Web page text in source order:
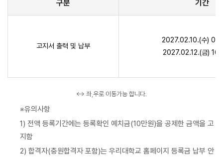
구분 기간
고지서 출력 및 납부
2027.02.10.(수)
2027.02.12.(금)
↔ 좌,우로 이동가능 합니다.
※유의사항
1) 전액 등록기간에는 등록확인 예치금(10만원)을 공제한 금액을 고
지함
2) 합격자(충원합격자 포함)는 우리대학교 홈페이지 등록금 납부 안